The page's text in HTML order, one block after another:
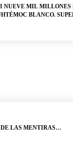
NUEVE MIL MILLONES
BLANCO.
LAS MENTIRAS…